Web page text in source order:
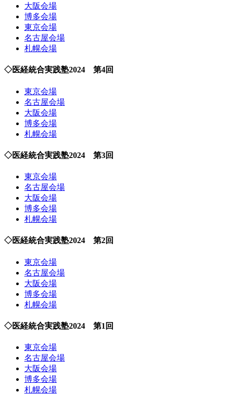
大阪会場
博多会場
東京会場
名古屋会場
札幌会場
◇医経統合実践塾2024 第4回
東京会場
名古屋会場
大阪会場
博多会場
札幌会場
◇医経統合実践塾2024 第3回
東京会場
名古屋会場
大阪会場
博多会場
札幌会場
◇医経統合実践塾2024 第2回
東京会場
名古屋会場
大阪会場
博多会場
札幌会場
◇医経統合実践塾2024 第1回
東京会場
名古屋会場
大阪会場
博多会場
札幌会場